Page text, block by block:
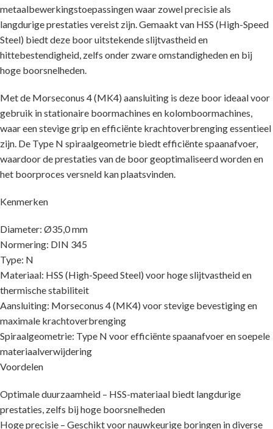
metaalbewerkingstoepassingen waar zowel precisie als
langdurige prestaties vereist zijn. Gemaakt van HSS (High-Speed
Steel) biedt deze boor uitstekende slijtvastheid en
hittebestendigheid, zelfs onder zware omstandigheden en bij
hoge boorsnelheden.
Met de Morseconus 4 (MK4) aansluiting is deze boor ideaal voor
gebruik in stationaire boormachines en kolomboormachines,
waar een stevige grip en efficiënte krachtoverbrenging essentieel
zijn. De Type N spiraalgeometrie biedt efficiënte spaanafvoer,
waardoor de prestaties van de boor geoptimaliseerd worden en
het boorproces versneld kan plaatsvinden.
Kenmerken
Diameter: Ø35,0 mm
Normering: DIN 345
Type: N
Materiaal: HSS (High-Speed Steel) voor hoge slijtvastheid en
thermische stabiliteit
Aansluiting: Morseconus 4 (MK4) voor stevige bevestiging en
maximale krachtoverbrenging
Spiraalgeometrie: Type N voor efficiënte spaanafvoer en soepele
materiaalverwijdering
Voordelen
Optimale duurzaamheid – HSS-materiaal biedt langdurige
prestaties, zelfs bij hoge boorsnelheden
Hoge precisie – Geschikt voor nauwkeurige boringen in diverse